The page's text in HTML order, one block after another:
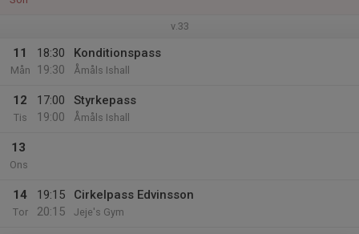
v.33
11
Mån
18:30
19:30
Konditionspass
Åmåls Ishall
12
Tis
17:00
19:00
Styrkepass
Åmåls Ishall
13
Ons
14
Tor
19:15
20:15
Cirkelpass Edvinsson
Jeje's Gym